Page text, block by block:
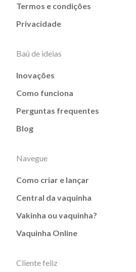
Termos e condições
Privacidade
Baú de ideias
Inovações
Como funciona
Perguntas frequentes
Blog
Navegue
Como criar e lançar
Central da vaquinha
Vakinha ou vaquinha?
Vaquinha Online
Cliente feliz